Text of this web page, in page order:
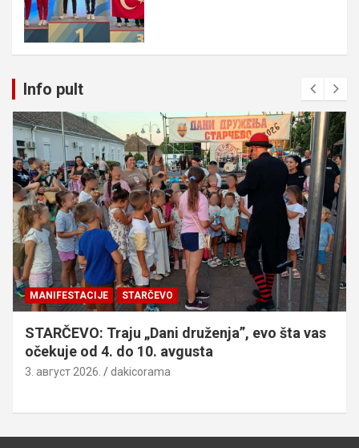
Info pult
MANIFESTACIJE STARČEVO
STARČEVO: Traju „Dani druženja”, evo šta vas
očekuje od 4. do 10. avgusta
3. август 2026. dakicorama